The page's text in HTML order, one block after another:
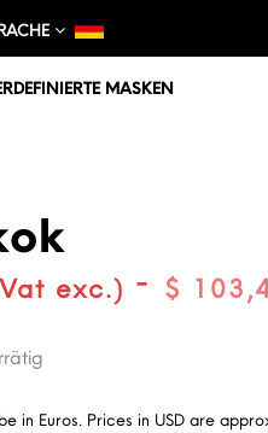
MASKEN
exc.) - $
in Euros. Prices in USD are